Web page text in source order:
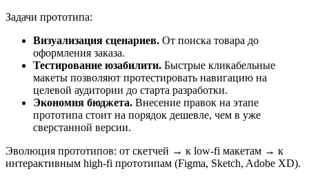
Задачи прототипа:
Визуализация сценариев. От поиска товара до
оформления заказа.
Тестирование юзабилити. Быстрые кликабельные
макеты позволяют протестировать навигацию на
целевой аудитории до старта разработки.
Экономия бюджета. Внесение правок на этапе
прототипа стоит на порядок дешевле, чем в уже
сверстанной версии.
Эволюция прототипов: от скетчей → к low-fi макетам → к
интерактивным high-fi прототипам (Figma, Sketch, Adobe XD).